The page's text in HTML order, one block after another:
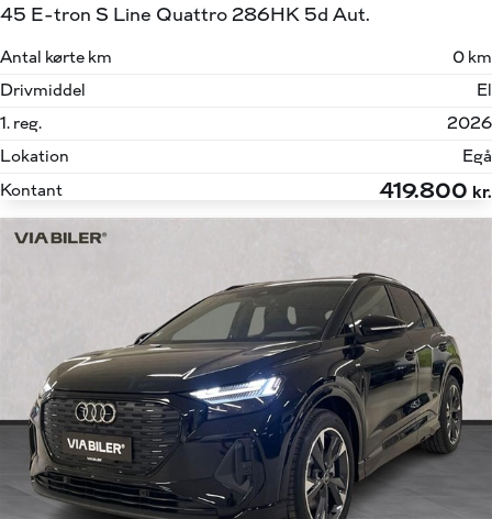
45 E-tron S Line Quattro 286HK 5d Aut.
Antal kørte km
0 km
Drivmiddel
El
1. reg.
2026
Lokation
Egå
Kontant
419.800 kr.